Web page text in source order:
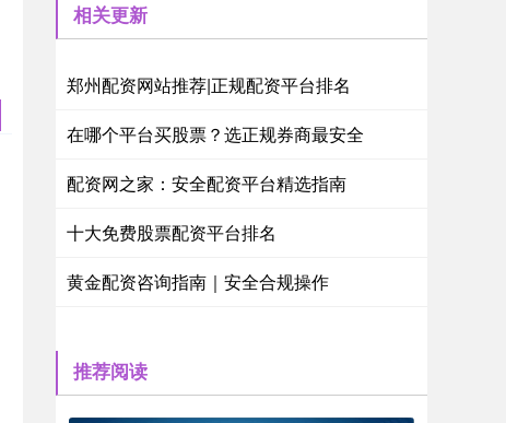
相关更新
郑州配资网站推荐|正规配资平台排名
在哪个平台买股票？选正规券商最安全
配资网之家：安全配资平台精选指南
十大免费股票配资平台排名
黄金配资咨询指南｜安全合规操作
推荐阅读